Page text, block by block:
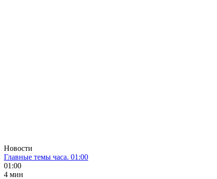
Новости
Главные темы часа. 01:00
01:00
4 мин